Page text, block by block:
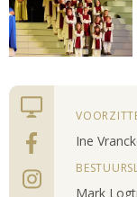
Ine
Mark